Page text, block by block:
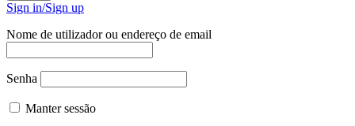
Sign in/Sign up
Nome de utilizador ou endereço de email
Senha
Manter sessão